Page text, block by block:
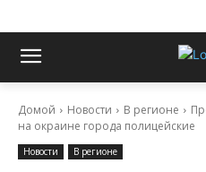
Домой Новости В регионе
на окраине города полицейские
Новости В регионе